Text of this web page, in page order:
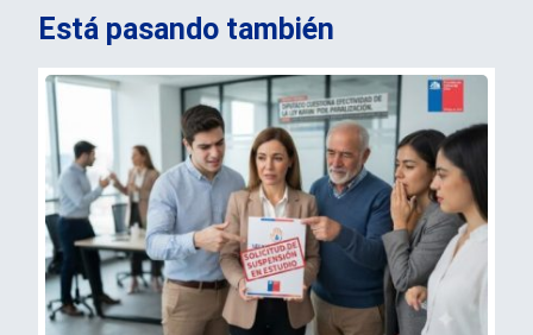
Está pasando también